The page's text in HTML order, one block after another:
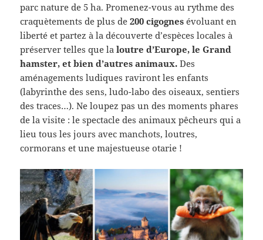
parc nature de 5 ha. Promenez-vous au rythme des
craquètements de plus de200 cigognes évoluant en
liberté et partez à la découverte d’espèces locales à
préserver telles que la loutre d’Europe, le Grand
hamster, et bien d’autres animaux.Des
aménagements ludiques raviront les enfants
(labyrinthe des sens, ludo-labo des oiseaux, sentiers
des traces…). Ne loupez pas un des moments phares
de la visite : le spectacle des animaux pêcheurs qui a
lieu tous les jours avec manchots, loutres,
cormorans et une majestueuse otarie !